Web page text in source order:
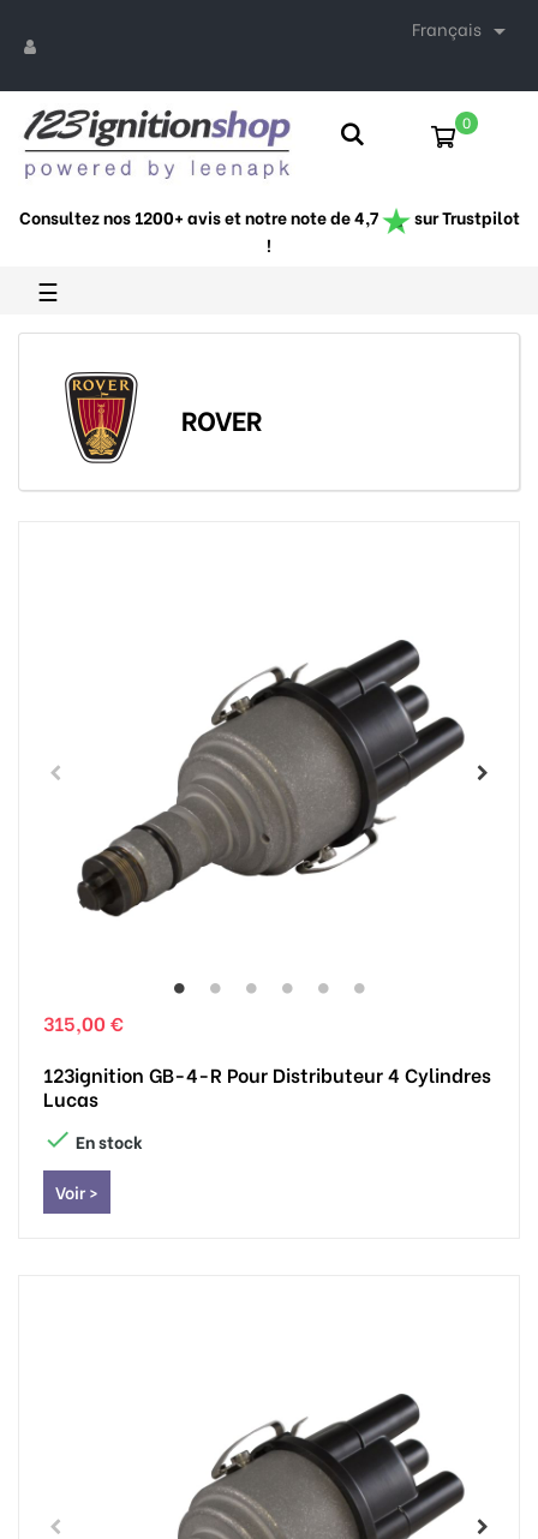
Français 
0
Consultez nos 1200+ avis et notre note de 4,7
sur Trustpilot
!
Basculer
la
navigation
☰
ROVER
315,00 €
123ignition GB-4-R Pour Distributeur 4 Cylindres
Lucas
 En stock
Voir >